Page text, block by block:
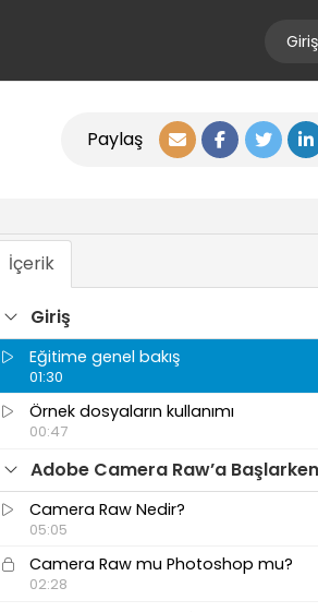
Paylaş
İçerik
Giriş
Eğitime genel bakış
01:30
Örnek dosyaların kullanımı
00:47
Adobe Camera Raw’a Başlarken
Camera Raw Nedir?
05:05
Camera Raw mu Photoshop mu?
02:28